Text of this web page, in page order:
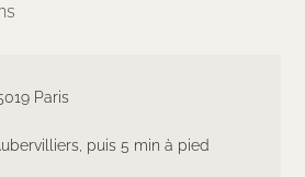
Paris
puis 5 min à pied